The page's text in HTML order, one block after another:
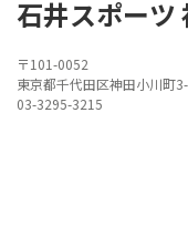
石井スポーツ
〒101-0052
東京都千代田区神田小川町
03-3295-3215